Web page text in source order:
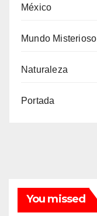
México
Mundo Misterioso
Naturaleza
Portada
You missed